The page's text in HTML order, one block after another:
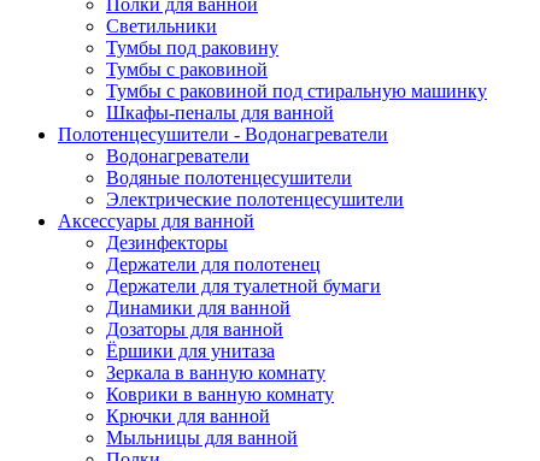
Полки для ванной
Светильники
Тумбы под раковину
Тумбы с раковиной
Тумбы с раковиной под стиральную машинку
Шкафы-пеналы для ванной
Полотенцесушители - Водонагреватели
Водонагреватели
Водяные полотенцесушители
Электрические полотенцесушители
Аксессуары для ванной
Дезинфекторы
Держатели для полотенец
Держатели для туалетной бумаги
Динамики для ванной
Дозаторы для ванной
Ёршики для унитаза
Зеркала в ванную комнату
Коврики в ванную комнату
Крючки для ванной
Мыльницы для ванной